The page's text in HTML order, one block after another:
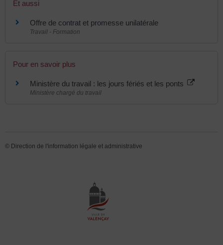
Et aussi
Offre de contrat et promesse unilatérale
Travail - Formation
Pour en savoir plus
Ministère du travail : les jours fériés et les ponts
Ministère chargé du travail
© Direction de l'information légale et administrative